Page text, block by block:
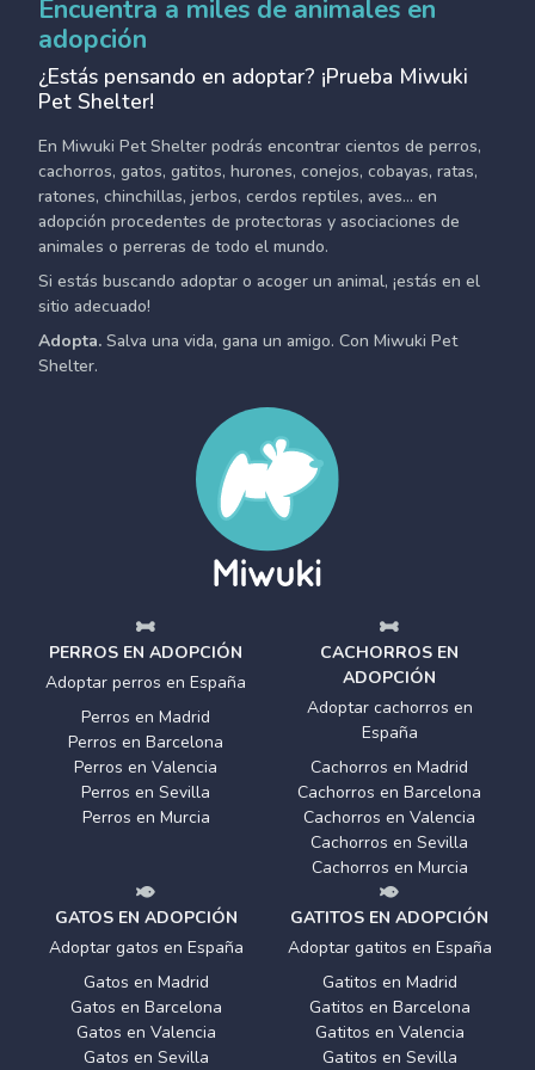
Encuentra a miles de animales en
adopción
¿Estás pensando en adoptar? ¡Prueba Miwuki
Pet Shelter!
En Miwuki Pet Shelter podrás encontrar cientos de perros,
cachorros, gatos, gatitos, hurones, conejos, cobayas, ratas,
ratones, chinchillas, jerbos, cerdos reptiles, aves... en
adopción procedentes de protectoras y asociaciones de
animales o perreras de todo el mundo.
Si estás buscando adoptar o acoger un animal, ¡estás en el
sitio adecuado!
Adopta. Salva una vida, gana un amigo. Con Miwuki Pet
Shelter.
PERROS EN ADOPCIÓN
Adoptar perros en España
Perros en Madrid
Perros en Barcelona
Perros en Valencia
Perros en Sevilla
Perros en Murcia
CACHORROS EN
ADOPCIÓN
Adoptar cachorros en
España
Cachorros en Madrid
Cachorros en Barcelona
Cachorros en Valencia
Cachorros en Sevilla
Cachorros en Murcia
GATOS EN ADOPCIÓN
Adoptar gatos en España
Gatos en Madrid
Gatos en Barcelona
Gatos en Valencia
Gatos en Sevilla
GATITOS EN ADOPCIÓN
Adoptar gatitos en España
Gatitos en Madrid
Gatitos en Barcelona
Gatitos en Valencia
Gatitos en Sevilla